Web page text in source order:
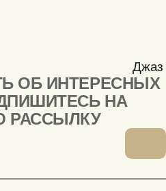
Джаз
ОБ ИНТЕРЕСНЫХ
НА
РАССЫЛКУ